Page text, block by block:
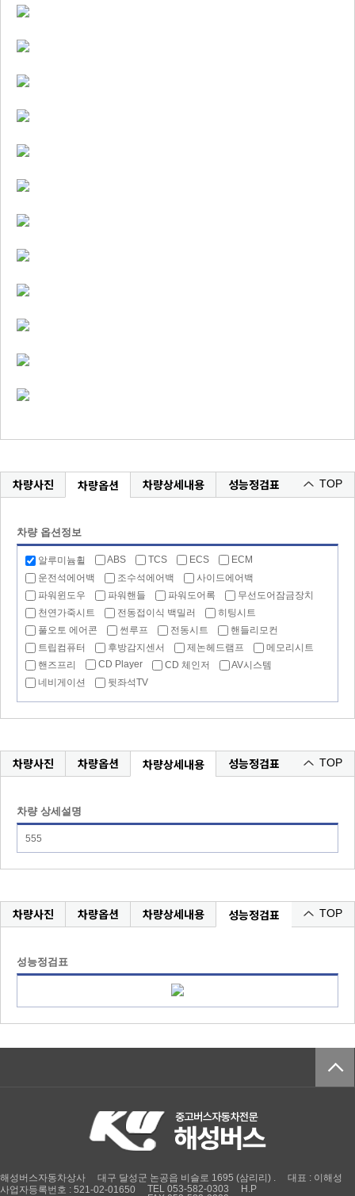
차량사진 차량옵션 차량상세내용 성능정검표 TOP
차량 옵션정보
알루미늄휠 ABS TCS ECS
ECM
운전석에어백
조수석에어백
사이드에어백
파워윈도우
파워핸들 파워도어록
무선도어잠금장치
천연가죽시트
전동접이식 백밀러
히팅시트
풀오토 에어콘
썬루프 전동시트
핸들리모컨
트립컴퓨터
후방감지센서 제논헤드램프
메모리시트
핸즈프리
CD Player CD 체인저
AV시스템
네비게이션
뒷좌석TV
차량사진 차량옵션 차량상세내용 성능정검표 TOP
차량 상세설명
555
차량사진 차량옵션 차량상세내용 성능정검표 TOP
성능정검표
해성버스자동차상사 대구 달성군 논공읍 비슬로 1695 (삼리리) .
대표 : 이해성
사업자등록번호 : 521-02-01650
TEL 053-582-0303
H.P